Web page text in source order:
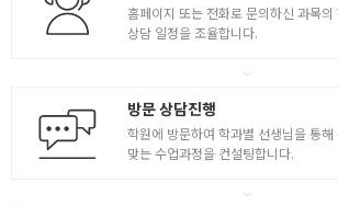
홈페이지 또는 전화로 문의하신 과목
상담 일정을 조율합니다.
방문 상담진행
학원에 방문하여 학과별 선생님을 통
맞는 수업과정을 컨설팅합니다.